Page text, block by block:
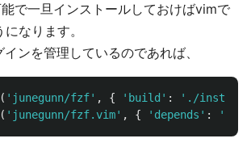
で一旦インストールしておけばvimで
なります。
ンを管理しているのであれば、
( 'junegunn/fzf' , { 'build' :
'./install
( 'junegunn/fzf.vim' , { 'depends' : 'fzf'